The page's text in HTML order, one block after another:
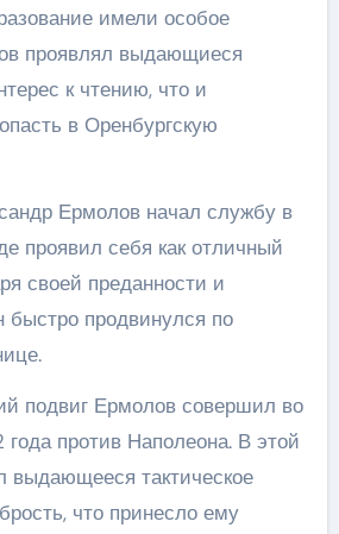
имели особое
проявлял выдающиеся
к чтению, что и
в Оренбургскую
Ермолов начал службу в
проявил себя как отличный
своей преданности и
быстро продвинулся по
подвиг Ермолов совершил во
года против Наполеона. В этой
выдающееся тактическое
что принесло ему